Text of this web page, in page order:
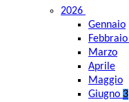
2026
Gennaio
Febbraio
Marzo
Aprile
Maggio
Giugno 3